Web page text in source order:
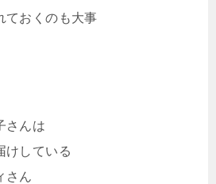
ておくのも大事
さんは
けしている
さん